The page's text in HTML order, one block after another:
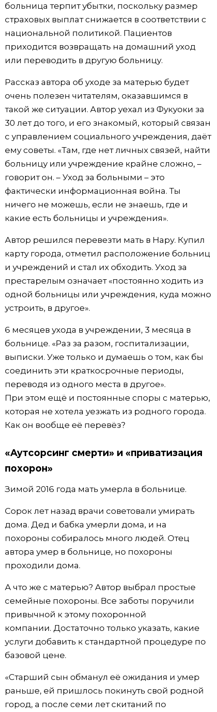
больница терпит убытки, поскольку размер
страховых выплат снижается в соответствии с
национальной политикой. Пациентов
приходится возвращать на домашний уход
или переводить в другую больницу.
Рассказ автора об уходе за матерью будет
очень полезен читателям, оказавшимся в
такой же ситуации. Автор уехал из Фукуоки за
30 лет до того, и его знакомый, который связан
с управлением социального учреждения, даёт
ему советы. «Там, где нет личных связей, найти
больницу или учреждение крайне сложно, –
говорит он. – Уход за больными – это
фактически информационная война. Ты
ничего не можешь, если не знаешь, где и
какие есть больницы и учреждения».
Автор решился перевезти мать в Нару. Купил
карту города, отметил расположение больниц
и учреждений и стал их обходить. Уход за
престарелым означает «постоянно ходить из
одной больницы или учреждения, куда можно
устроить, в другое».
6 месяцев ухода в учреждении, 3 месяца в
больнице. «Раз за разом, госпитализации,
выписки. Уже только и думаешь о том, как бы
соединить эти краткосрочные периоды,
переводя из одного места в другое».
При этом ещё и постоянные споры с матерью,
которая не хотела уезжать из родного города.
Как он вообще её перевёз?
«Аутсорсинг смерти» и «приватизация
похорон»
Зимой 2016 года мать умерла в больнице.
Сорок лет назад врачи советовали умирать
дома. Дед и бабка умерли дома, и на
похороны собиралось много людей. Отец
автора умер в больнице, но похороны
проходили дома.
А что же с матерью? Автор выбрал простые
семейные похороны. Все заботы поручили
привычной к этому похоронной
компании. Достаточно только указать, какие
услуги добавить к стандартной процедуре по
базовой цене.
«Старший сын обманул её ожидания и умер
раньше, ей пришлось покинуть свой родной
город, а после семи лет скитаний по